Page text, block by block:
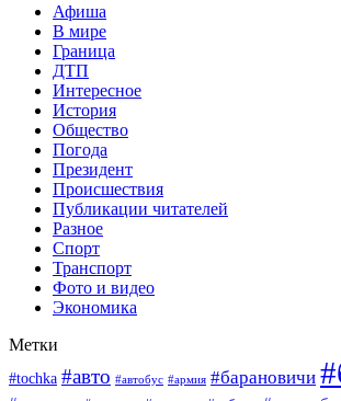
Афиша
В мире
Граница
ДТП
Интересное
История
Общество
Погода
Президент
Происшествия
Публикации читателей
Разное
Спорт
Транспорт
Фото и видео
Экономика
Метки
#tochka #авто #автобус #армия #барановичи